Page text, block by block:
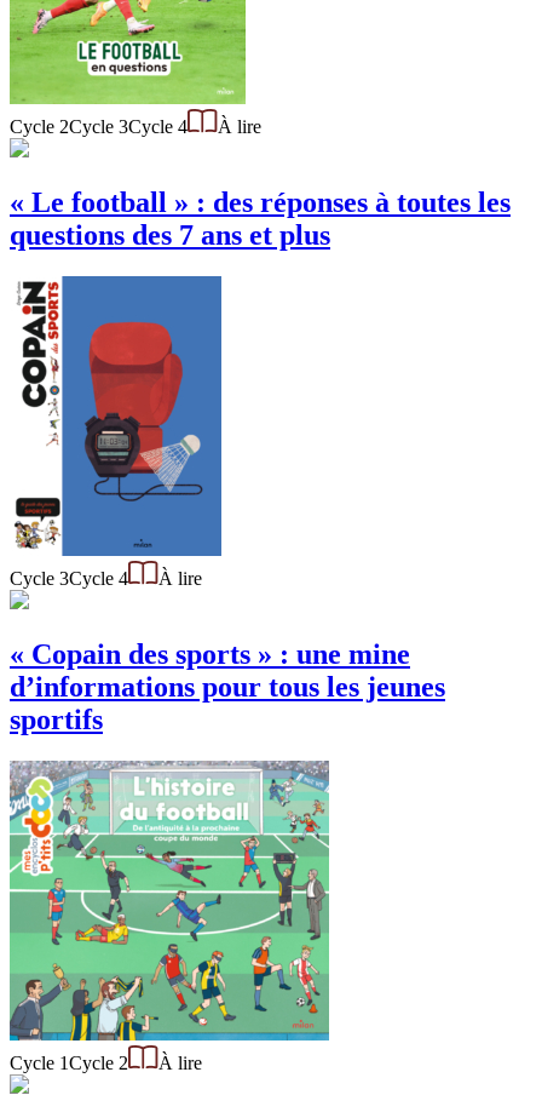
Cycle 2Cycle 3Cycle 4 À lire
« Le football » : des réponses à toutes les
questions des 7 ans et plus
Cycle 3Cycle 4 À lire
« Copain des sports » : une mine
d’informations pour tous les jeunes
sportifs
Cycle 1Cycle 2 À lire